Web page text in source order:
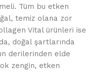
Tüm bu etken
temiz olana zor
Vital ürünleri ise
doğal şartlarında
derilerinden elde
zengin, etken